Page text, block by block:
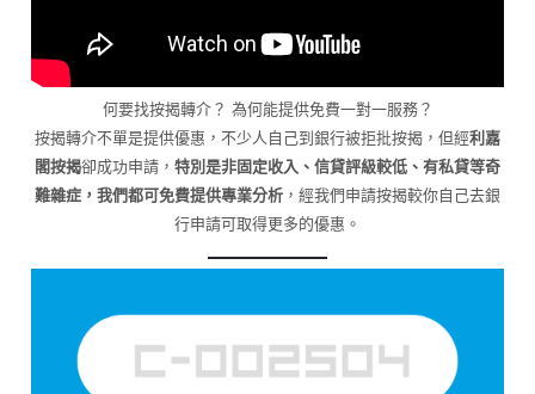
何要找按揭轉介？ 為何能提供免費一對一服務？
按揭轉介不單是提供優惠，不少人自己到銀行被拒批按揭，但經利嘉
閣按揭卻成功申請， 特別是非固定收入、信貸評級較低、有私貸等奇
難雜症，我們都可免費提供專業分析 ，經我們申請按揭較你自己去銀
行申請可取得更多的優惠。